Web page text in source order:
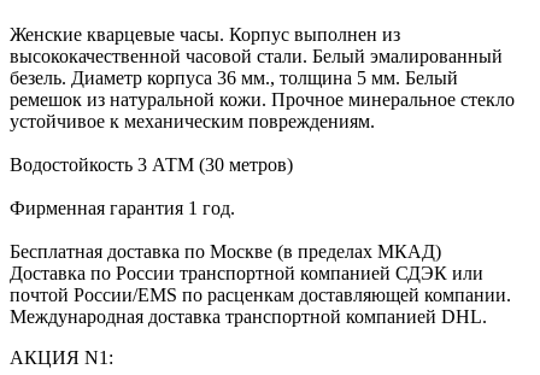
Женские кварцевые часы. Корпус выполнен из
высококачественной часовой стали. Белый эмалированный
безель. Диаметр корпуса 36 мм., толщина 5 мм. Белый
ремешок из натуральной кожи. Прочное минеральное стекло
устойчивое к механическим повреждениям.
Водостойкость 3 АТМ (30 метров)
Фирменная гарантия 1 год.
Бесплатная доставка по Москве (в пределах МКАД)
Доставка по России транспортной компанией СДЭК или
почтой России/EMS по расценкам доставляющей компании.
Международная доставка транспортной компанией DHL.
АКЦИЯ N1: